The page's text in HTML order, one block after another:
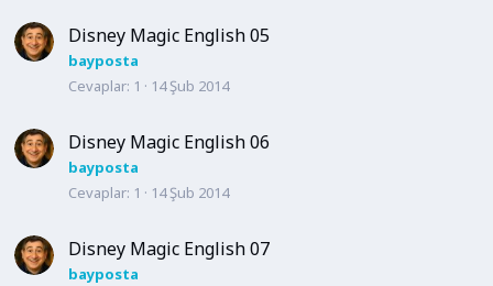
Disney Magic English 05
bayposta
Cevaplar 1 14 Şub 2014
Disney Magic English 06
bayposta
Cevaplar 1 14 Şub 2014
Disney Magic English 07
bayposta